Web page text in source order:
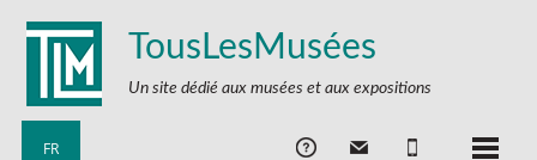
TousLesMusées
Un site dédié aux musées et aux expositions
FR